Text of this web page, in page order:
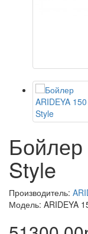
Style
Производитель:
Модель: ARIDEYA